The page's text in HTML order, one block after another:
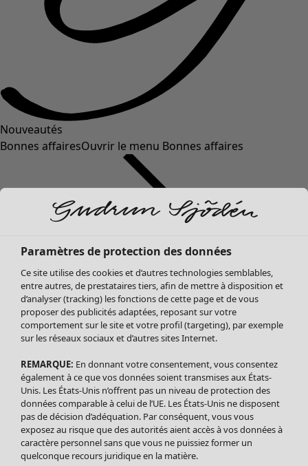
Nouveautés
Bonnes affairesOuvrir le menu Bonnes affaires
Soldes Vêtements
Tous les vêtements
Robes
Tuniques
Blouses
Tops
Gilets
Pantalon
Jupes
Paramètres de protection des données
Ce site utilise des cookies et d’autres technologies semblables,
entre autres, de prestataires tiers, afin de mettre à disposition et
d’analyser (tracking) les fonctions de cette page et de vous
proposer des publicités adaptées, reposant sur votre
comportement sur le site et votre profil (targeting), par exemple
sur les réseaux sociaux et d’autres sites Internet.
REMARQUE: En donnant votre consentement, vous consentez
également à ce que vos données soient transmises aux États-
Unis. Les États-Unis n’offrent pas un niveau de protection des
données comparable à celui de l’UE. Les États-Unis ne disposent
pas de décision d’adéquation. Par conséquent, vous vous
exposez au risque que des autorités aient accès à vos données à
caractère personnel sans que vous ne puissiez former un
quelconque recours juridique en la matière.